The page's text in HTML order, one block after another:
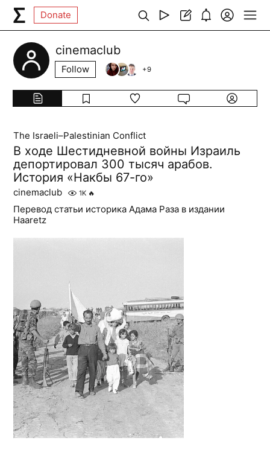
Donate
cinemaclub
Follow +9
The Israeli–Palestinian Conflict
В ходе Шестидневной войны Израиль
депортировал 300 тысяч арабов.
История «Накбы 67-го»
cinemaclub 1K 🔥
Перевод статьи историка Адама Раза в издании
Haaretz